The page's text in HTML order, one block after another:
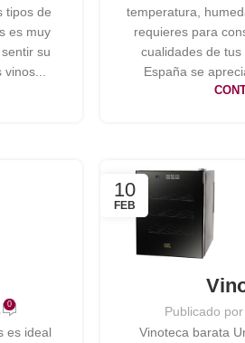
tipos de
es muy
su
temperatura,
requieres para
cualidades de
España se
0
es ideal
10
FEB
Publicado por
Vinoteca barata